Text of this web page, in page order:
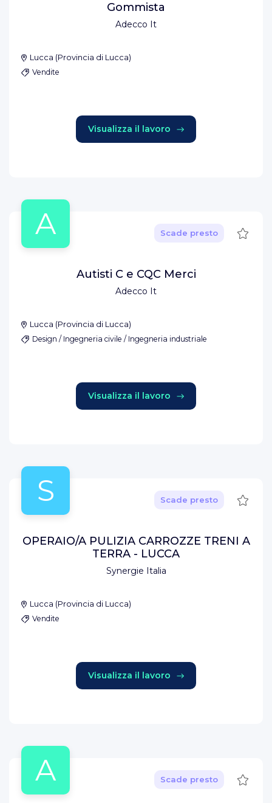
Adecco It
Gommista
Lucca (Provincia di Lucca)
Vendite
Visualizza il lavoro
A
Adecco It
Scade presto Salva
Autisti C e CQC Merci
Lucca (Provincia di Lucca)
Design / Ingegneria civile / Ingegneria industriale
Visualizza il lavoro
S
Synergie Italia
Scade presto Salva
OPERAIO/A PULIZIA CARROZZE TRENI A
TERRA - LUCCA
Lucca (Provincia di Lucca)
Vendite
Visualizza il lavoro
A Scade presto Salva